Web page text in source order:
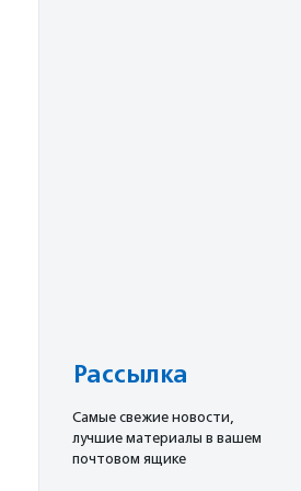
Рассылка
Cамые свежие новости,
лучшие материалы в вашем
почтовом ящике